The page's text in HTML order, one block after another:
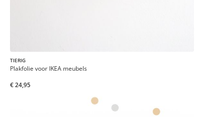
TIERIG
Plakfolie voor IKEA meubels
€ 24,95